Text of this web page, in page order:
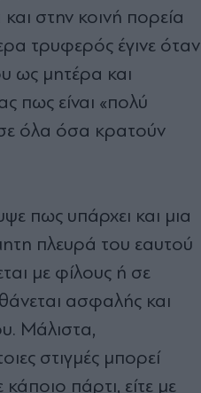
στην κοινή πορεία
τρυφερός έγινε όταν
ως μητέρα και
πως είναι «πολύ
όλα όσα κρατούν
πως υπάρχει και μια
πλευρά του εαυτού
με φίλους ή σε
ασφαλής και
Μάλιστα,
στιγμές μπορεί
πάρτι, είτε με